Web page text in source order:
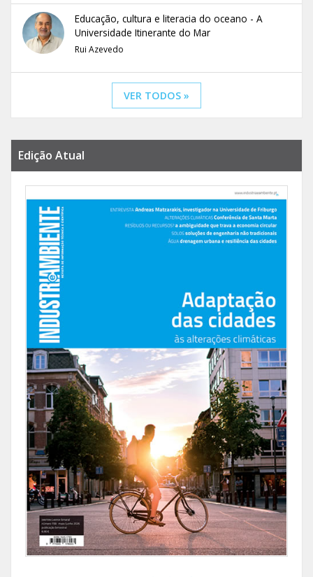
Educação, cultura e literacia do oceano - A
Universidade Itinerante do Mar
Rui Azevedo
VER TODOS »
Edição Atual